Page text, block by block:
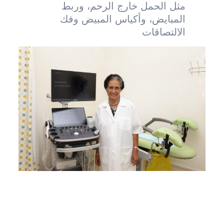
مثل الحمل خارج الرحم، وربط
المبايض، وأكياس المبيض وفك
الالتصاقات